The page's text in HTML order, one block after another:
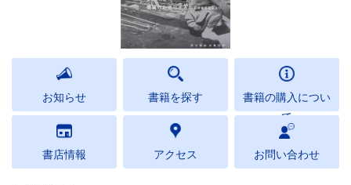
お知らせ 書籍を探す
書籍の購入につい
て
書店情報 アクセス お問い合わせ